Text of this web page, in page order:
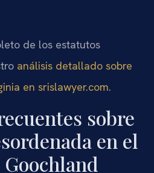
de los estatutos
análisis detallado sobre
en srislawyer.com.
sobre
en el